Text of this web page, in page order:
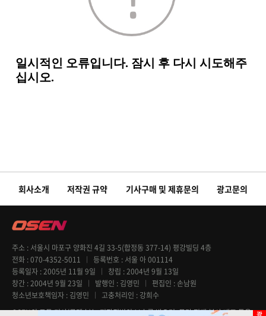
회사소개 저작권 규약 기사구매 및 제휴문의 광고문의
주소
서울시 마포구 양화진 4길 33-5(합정동 377-14) 평강빌딩 4층
전화 070-4352-5011 등록번호
서울 아 001114
등록일자 2005년 11월 9일 창립 2004년 9월 13일
창간 2004년 9월 23일 발행인 김영민 편집인
손남원
청소년보호책임자 김영민 고충처리인
강희수
OSEN의 모든 기사(콘텐츠)는 저작권법의 보호를 받으며, 무단 전재 복사 배포 등을